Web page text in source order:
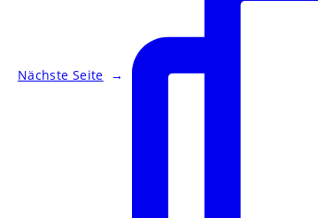
Nächste Seite →